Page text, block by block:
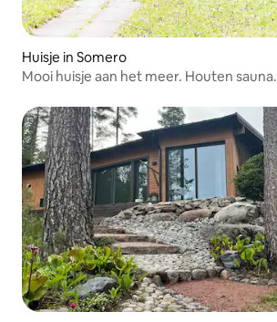
Huisje in Somero
Mooi huisje aan het meer. Houten sauna.